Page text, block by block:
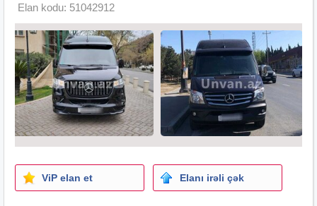
Elan kodu: 51042912
ViP elan et Elanı irəli çək